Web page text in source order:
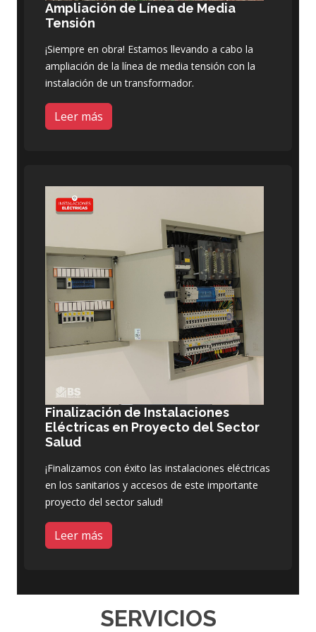
Ampliación de Línea de Media
Tensión
¡Siempre en obra! Estamos llevando a cabo la
ampliación de la línea de media tensión con la
instalación de un transformador.
Leer más
Finalización de Instalaciones
Eléctricas en Proyecto del Sector
Salud
¡Finalizamos con éxito las instalaciones eléctricas
en los sanitarios y accesos de este importante
proyecto del sector salud!
Leer más
SERVICIOS